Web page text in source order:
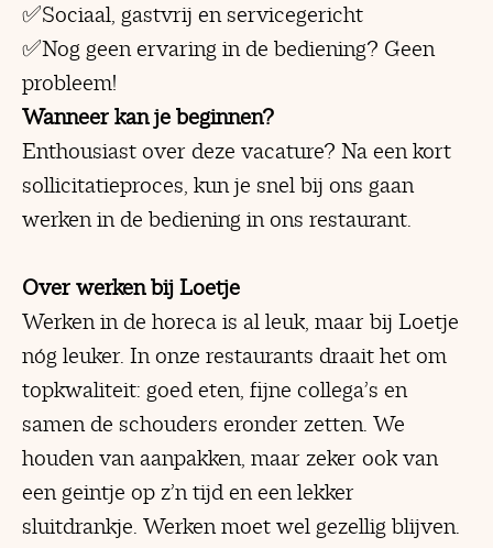
✅Sociaal, gastvrij en servicegericht
✅Nog geen ervaring in de bediening? Geen
probleem!
Wanneer kan je beginnen?
Enthousiast over deze vacature? Na een kort
sollicitatieproces, kun je snel bij ons gaan
werken in de bediening in ons restaurant.
Over werken bij Loetje
Werken in de horeca is al leuk, maar bij Loetje
nóg leuker. In onze restaurants draait het om
topkwaliteit: goed eten, fijne collega’s en
samen de schouders eronder zetten. We
houden van aanpakken, maar zeker ook van
een geintje op z’n tijd en een lekker
sluitdrankje. Werken moet wel gezellig blijven.